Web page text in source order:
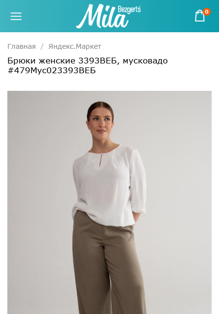
0
Главная Яндекс.Маркет
Брюки женские 3393ВЕБ, мусковадо
#479Мус023393ВЕБ